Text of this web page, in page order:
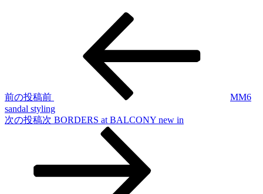
前の投稿前
MM6
sandal styling
次の投稿次 BORDERS at BALCONY new in